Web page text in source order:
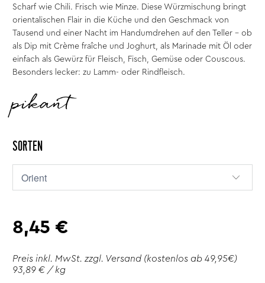
Scharf wie Chili. Frisch wie Minze. Diese Würzmischung bringt
orientalischen Flair in die Küche und den Geschmack von
Tausend und einer Nacht im Handumdrehen auf den Teller - ob
als Dip mit Crème fraîche und Joghurt, als Marinade mit Öl oder
einfach als Gewürz für Fleisch, Fisch, Gemüse oder Couscous.
Besonders lecker: zu Lamm- oder Rindfleisch.
pikant
SORTEN
8,45 €
Preis inkl. MwSt. zzgl. Versand (kostenlos ab 49,95€)
93,89 € / kg